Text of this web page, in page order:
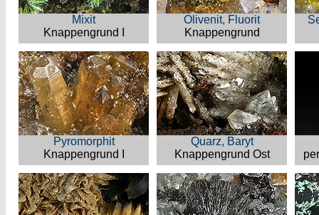
Mixit
Knappengrund I
Olivenit, Fluorit
Knappengrund
Pyromorphit
Knappengrund I
Quarz, Baryt
Knappengrund Ost